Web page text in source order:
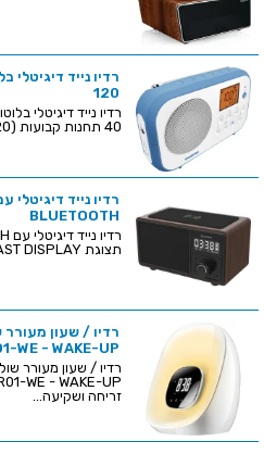
120
40 תחנות קבועות (20-FM-20 /AM) ♦ בלוטות' מובנה...
BLUETOOTH
תצוגת HIGH CONTRAST DISPLAY ♦ רדיו FM ...
WE - WAKE-UP
זריחה ושקיעה...